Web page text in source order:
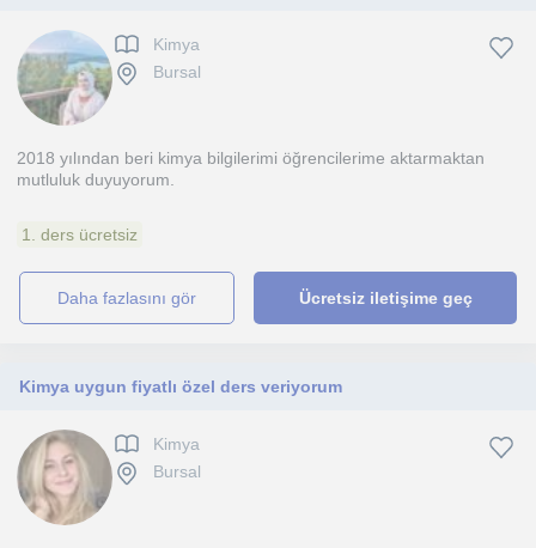
Kimya
Bursal
2018 yılından beri kimya bilgilerimi öğrencilerime aktarmaktan
mutluluk duyuyorum.
1. ders ücretsiz
daha fazlasını gör Ücretsiz iletişime geç
Kimya uygun fiyatlı özel ders veriyorum
Kimya
Bursal